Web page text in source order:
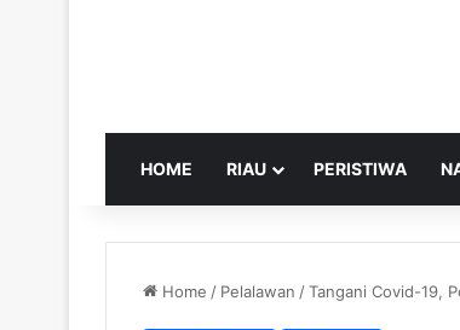
HOME RIAU PERISTIWA
Home / Pelalawan /Tangani Covid-19,